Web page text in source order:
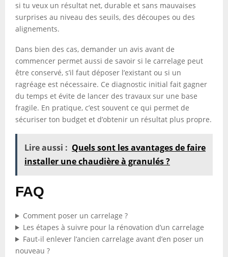
si tu veux un résultat net, durable et sans mauvaises
surprises au niveau des seuils, des découpes ou des
alignements.
Dans bien des cas, demander un avis avant de
commencer permet aussi de savoir si le carrelage peut
être conservé, s’il faut déposer l’existant ou si un
ragréage est nécessaire. Ce diagnostic initial fait gagner
du temps et évite de lancer des travaux sur une base
fragile. En pratique, c’est souvent ce qui permet de
sécuriser ton budget et d’obtenir un résultat plus propre.
Lire aussi : Quels sont les avantages de faire
installer une chaudière à granulés ?
FAQ
Comment poser un carrelage ?
Les étapes à suivre pour la rénovation d’un carrelage
Faut-il enlever l’ancien carrelage avant d’en poser un
nouveau ?